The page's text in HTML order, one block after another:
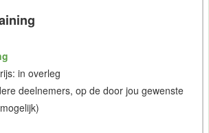
in overleg
deelnemers, op de door jou gewenste